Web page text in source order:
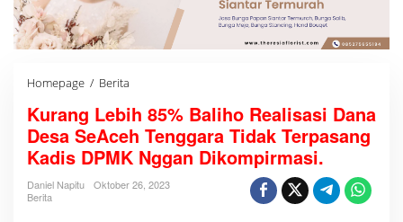
Homepage / Berita
r
a
n
g
L
b
Kurang Lebih 85% Baliho Realisasi Dana
Desa SeAceh Tenggara Tidak Terpasang
Kadis DPMK Nggan Dikompirmasi.
Daniel Napitu
Oktober 26, 2023
Berita